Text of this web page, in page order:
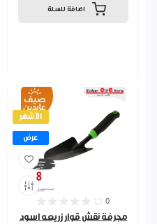
اضافة للسلة
الأشهر
عرض
0
مجرفة نقش قوار زريعه اسود